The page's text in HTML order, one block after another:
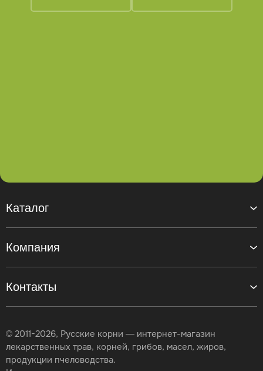
Контакты
Каталог
Компания
© 2011-2026, Русские корни — интернет-магазин
лекарственных трав, корней, грибов, масел, жиров,
продукции пчеловодства.